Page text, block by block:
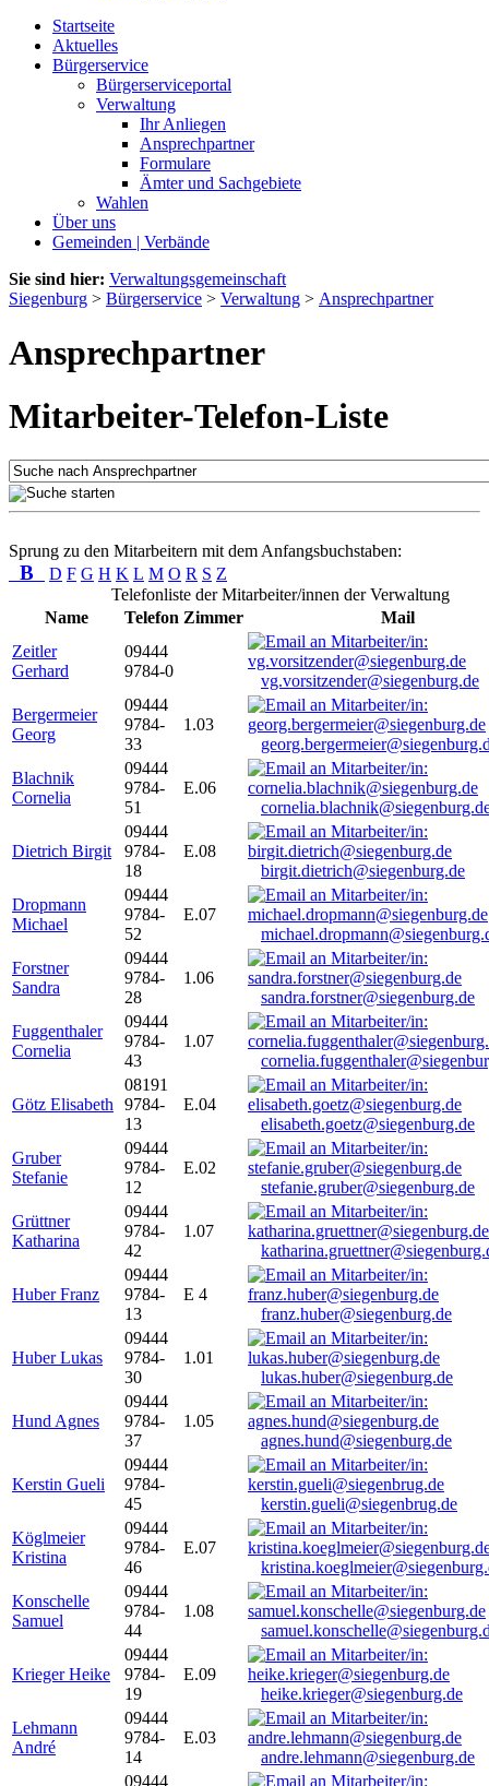
Startseite
Aktuelles
Bürgerservice
Bürgerserviceportal
Verwaltung
Ihr Anliegen
Ansprechpartner
Formulare
Ämter und Sachgebiete
Wahlen
Über uns
Gemeinden | Verbände
Sie sind hier: Verwaltungsgemeinschaft
Siegenburg > Bürgerservice > Verwaltung > Ansprechpartner
Ansprechpartner
Mitarbeiter-Telefon-Liste
Sprung zu den Mitarbeitern mit dem Anfangsbuchstaben:
B D F G H K L M O R S Z
Telefonliste der Mitarbeiter/innen der Verwaltung
Name
Telefon Zimmer
Mail
Zeitler
Gerhard
09444
9784-0
vg.vorsitzender@siegenburg.de
Bergermeier
Georg
09444
9784-
33
1.03
Blachnik
Cornelia
09444
9784-
51
E.06
Dietrich Birgit
09444
9784-
18
E.08
birgit.dietrich@siegenburg.de
Dropmann
Michael
09444
9784-
52
E.07
Forstner
Sandra
09444
9784-
28
1.06
sandra.forstner@siegenburg.de
Fuggenthaler
Cornelia
09444
9784-
43
1.07
Götz Elisabeth
08191
9784-
13
E.04
elisabeth.goetz@siegenburg.de
Gruber
Stefanie
09444
9784-
12
E.02
stefanie.gruber@siegenburg.de
Grüttner
Katharina
09444
9784-
42
1.07
Huber Franz
09444
9784-
13
E 4
franz.huber@siegenburg.de
Huber Lukas
09444
9784-
30
1.01
lukas.huber@siegenburg.de
Hund Agnes
09444
9784-
37
1.05
agnes.hund@siegenburg.de
Kerstin Gueli
09444
9784-
45
kerstin.gueli@siegenbrug.de
Köglmeier
Kristina
09444
9784-
46
E.07
Konschelle
Samuel
09444
9784-
44
1.08
Krieger Heike
09444
9784-
19
E.09
heike.krieger@siegenburg.de
Lehmann
André
09444
9784-
14
E.03
andre.lehmann@siegenburg.de
09444